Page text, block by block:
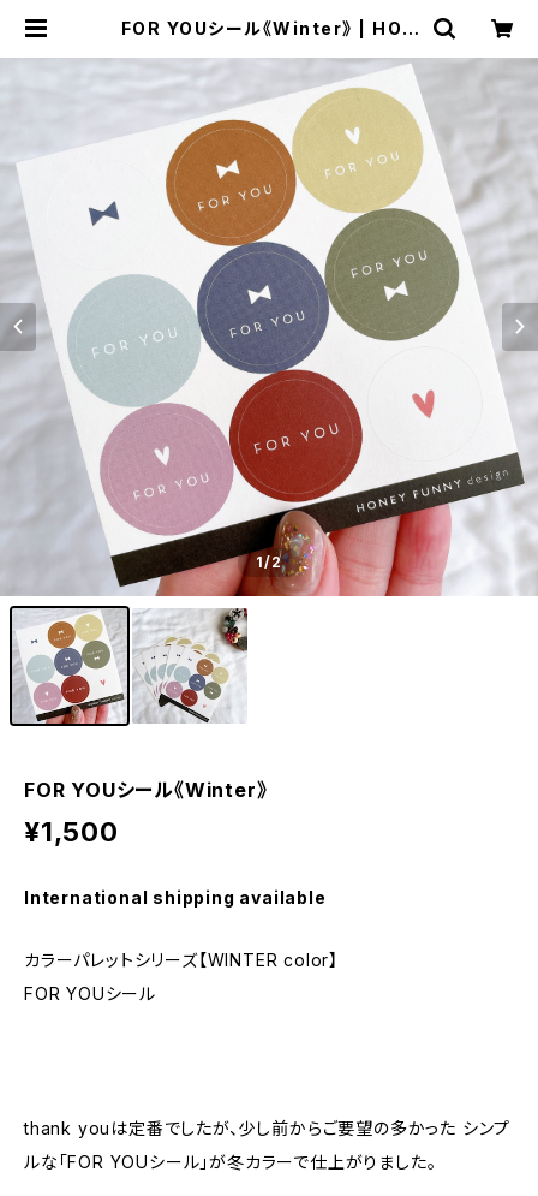
FOR YOUシール《Winter》 | HON
1/2
FOR YOUシール《Winter》
¥1,500
International shipping available
カラーパレットシリーズ【WINTER color】
FOR YOUシール
thank youは定番でしたが、少し前からご要望の多かった シンプ
ルな「FOR YOUシール」が冬カラーで仕上がりました。